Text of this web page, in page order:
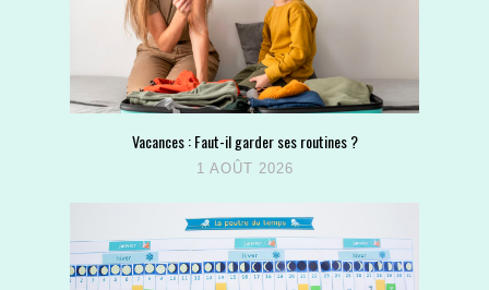
Vacances : Faut-il garder ses routines ?
1 AOÛT 2026